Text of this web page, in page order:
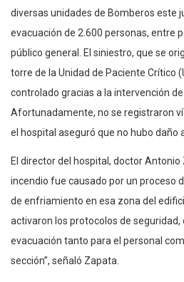
diversas unidades de Bomberos este
evacuación de 2.600 personas, entre
público general. El siniestro, que se
torre de la Unidad de Paciente Crítico
controlado gracias a la intervención de
Afortunadamente, no se registraron
el hospital aseguró que no hubo daño
El director del hospital, doctor Antonio
incendio fue causado por un proceso
de enfriamiento en esa zona del
activaron los protocolos de seguridad,
evacuación tanto para el personal
sección”, señaló Zapata.